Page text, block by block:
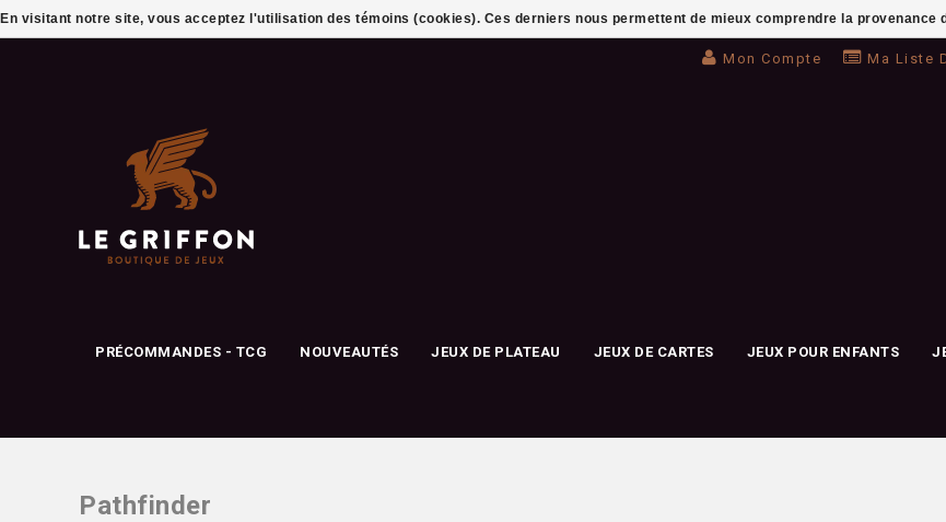
Mon Compte Ma Liste
PRÉCOMMANDES - TCG NOUVEAUTÉS JEUX DE PLATEAU JEUX DE CARTES JEUX POUR ENFANTS
Pathfinder
En visitant notre site, vous acceptez l'utilisation des témoins (cookies). Ces derniers nous permettent de mieux comprendre la